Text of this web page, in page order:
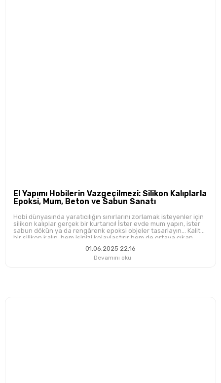
El Yapımı Hobilerin Vazgeçilmezi: Silikon Kalıplarla
Epoksi, Mum, Beton ve Sabun Sanatı
Hobi dünyasında yaratıcılığın sınırlarını zorlamak isteyenler için
silikon kalıplar gerçek bir kurtarıcı! İster evde mum yapın, ister
sabun dökün ya da rengârenk epoksi objeler tasarlayın... Kaliteli
bir silikon kalıp, hem işinizi kolaylaştırır hem de ortaya çıkan
ürünü kusursuz hale getirir.
Devamını oku
01.06.2025 22:16